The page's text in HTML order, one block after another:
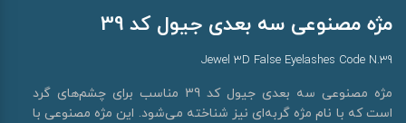
مژه مصنوعی سه بعدی جیول کد 39
Jewel 3D False Eyelashes Code N.39
مژه مصنوعی سه بعدی جیول کد 39 مناسب برای چشم‌های گرد
است که با نام مژه گربه‌ای نیز شناخته می‌شود. این مژه مصنوعی با